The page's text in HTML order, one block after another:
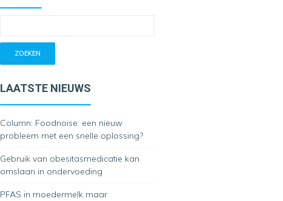
LAATSTE NIEUWS
Column: Foodnoise: een nieuw
probleem met een snelle oplossing?
Gebruik van obesitasmedicatie kan
omslaan in ondervoeding
PFAS in moedermelk maar